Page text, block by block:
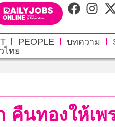
PEOPLE บทความ
ไทย
คืนทองให้เพ